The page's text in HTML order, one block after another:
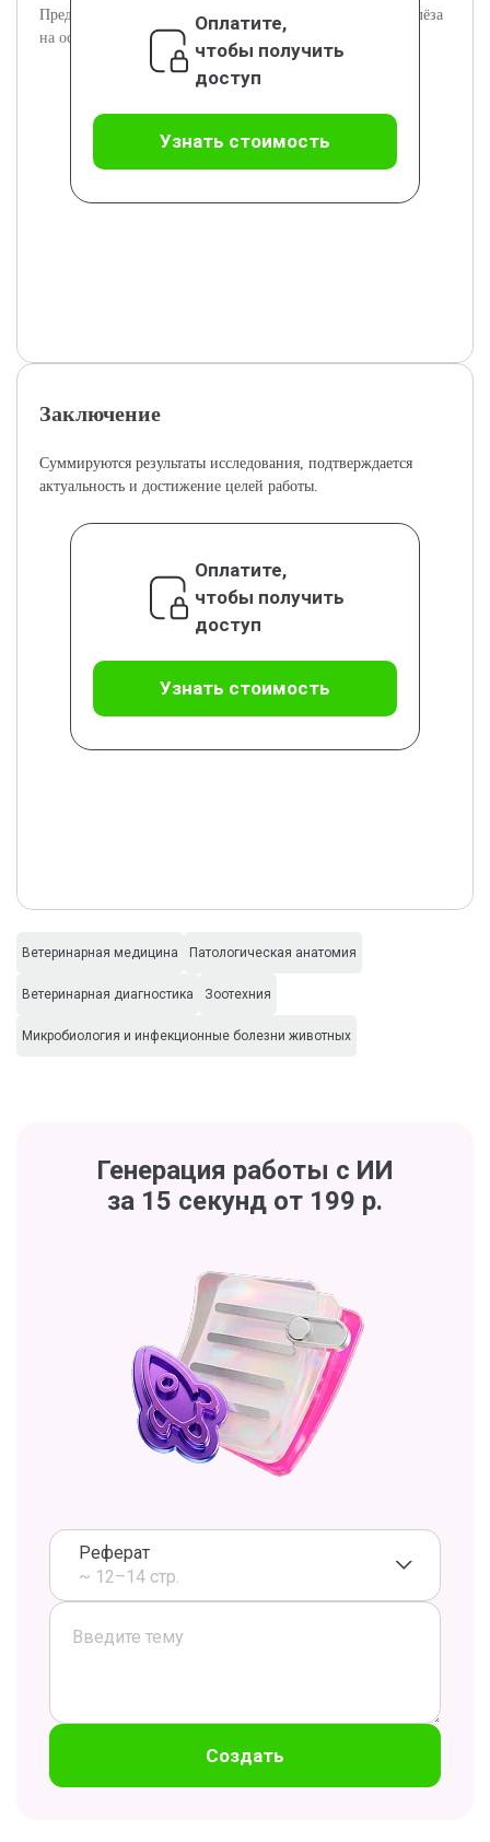
Предлагаются пути улучшения диагностики паратуберкулёза
на основе морфологических данных.
Оплатите,
чтобы получить
доступ
Узнать стоимость
Заключение
Суммируются результаты исследования, подтверждается
актуальность и достижение целей работы.
Оплатите,
чтобы получить
доступ
Узнать стоимость
Ветеринарная медицина Патологическая анатомия
Ветеринарная диагностика Зоотехния
Микробиология и инфекционные болезни животных
Генерация работы с ИИ
за 15 секунд от 199 р.
Реферат
~ 12–14 стр.
Создать